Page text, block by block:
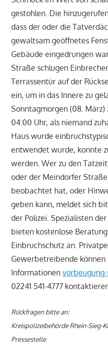
gestohlen. Die
dass der oder die
gewaltsam geöffnetes
Gebäude eingedrungen
Straße schlugen
Terrassentür auf der
ein, um in das Innere zu
Sonntagmorgen (08.
04:00 Uhr, als niemand
Haus wurde
entwendet wurde, konnte
werden. Wer zu den
oder der Meindorfer
beobachtet hat, oder
geben kann, meldet sich
der Polizei. Spezialisten
bieten kostenlose
Einbruchschutz an.
Gewerbetreibende
Informationen
02241 541-4777
Rückfragen bitte an:
Kreispolizeibehörde Rhein-Sieg-
Pressestelle